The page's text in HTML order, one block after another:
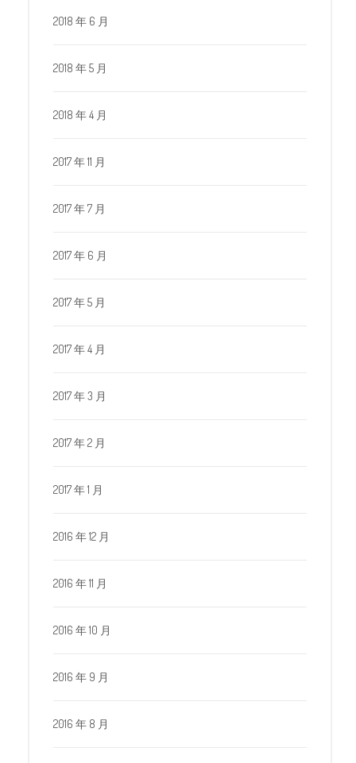
2018 年 6 月
2018 年 5 月
2018 年 4 月
2017 年 11 月
2017 年 7 月
2017 年 6 月
2017 年 5 月
2017 年 4 月
2017 年 3 月
2017 年 2 月
2017 年 1 月
2016 年 12 月
2016 年 11 月
2016 年 10 月
2016 年 9 月
2016 年 8 月